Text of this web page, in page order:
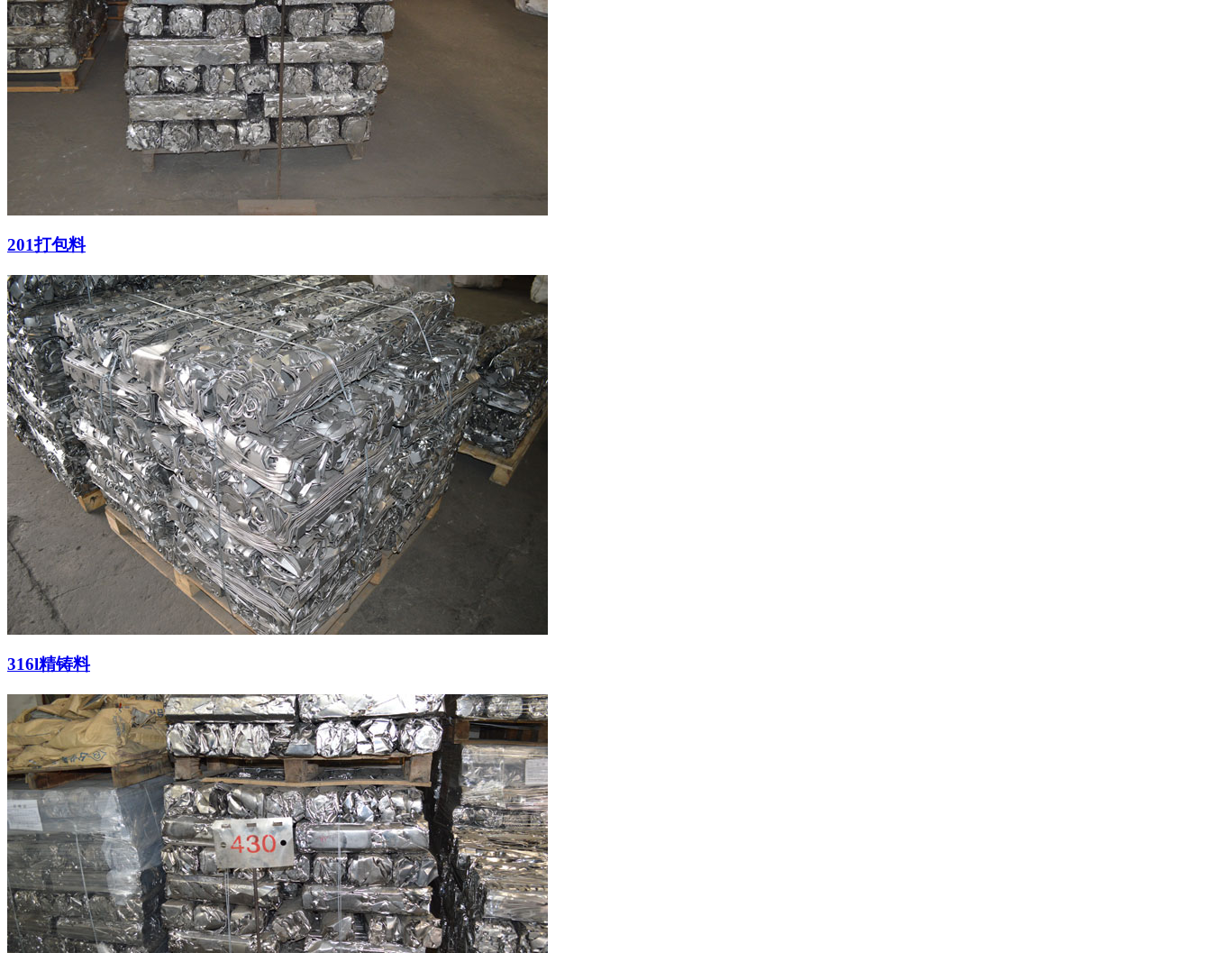
201打包料
316l精铸料